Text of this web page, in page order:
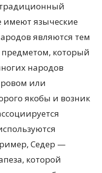
имеют языческие
являются тем
который
народов
или
якобы и возник
Седер —
которой